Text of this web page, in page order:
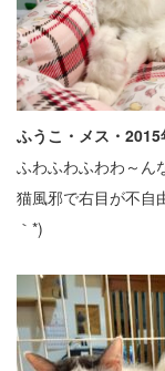
ふうこ・メス・
ふわふわふわわ～ん
猫風邪で右目が不自
｀*)